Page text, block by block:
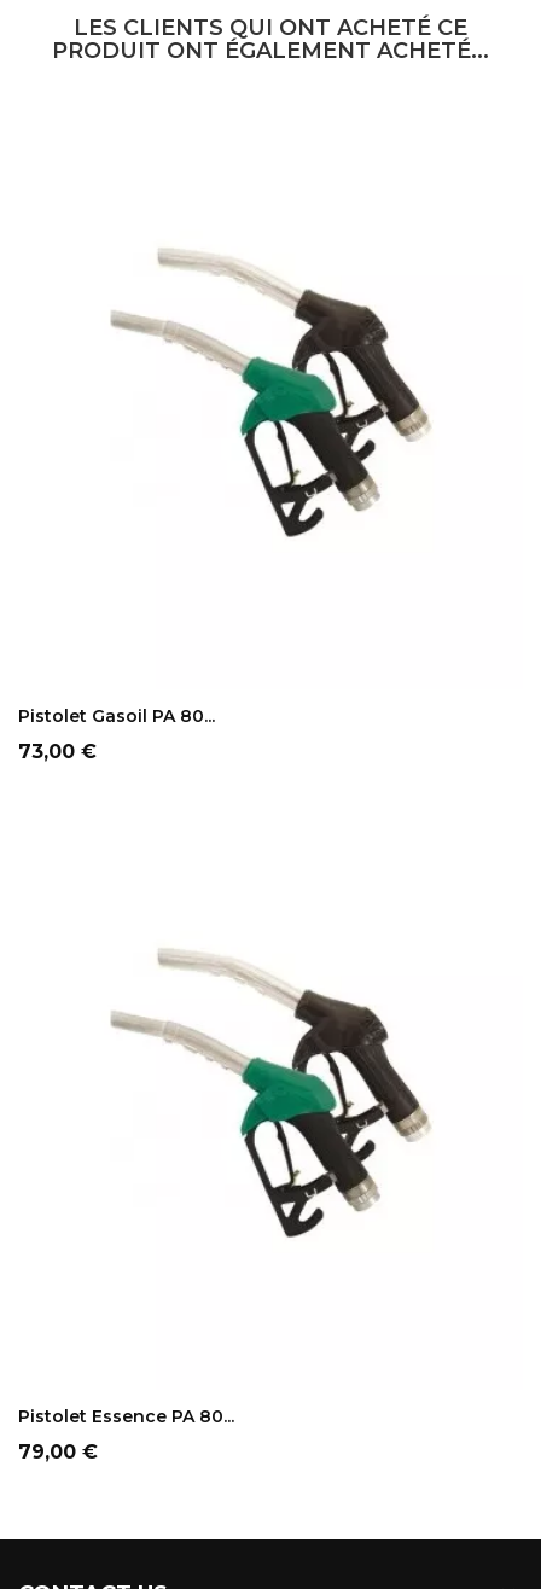
LES CLIENTS QUI ONT ACHETÉ CE
PRODUIT ONT ÉGALEMENT ACHETÉ...
Pistolet Gasoil PA 80...
Prix
73,00 €
Pistolet Essence PA 80...
Prix
79,00 €